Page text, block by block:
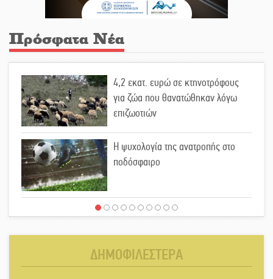
Πρόσφατα Νέα
4,2 εκατ. ευρώ σε κτηνοτρόφους
για ζώα που θανατώθηκαν λόγω
επιζωοτιών
Η ψυχολογία της ανατροπής στο
ποδόσφαιρο
Ένα «ταξίδι» τέχνης και χρωμάτων
ΔΗΜΟΦΙΛΕΣΤΕΡΑ